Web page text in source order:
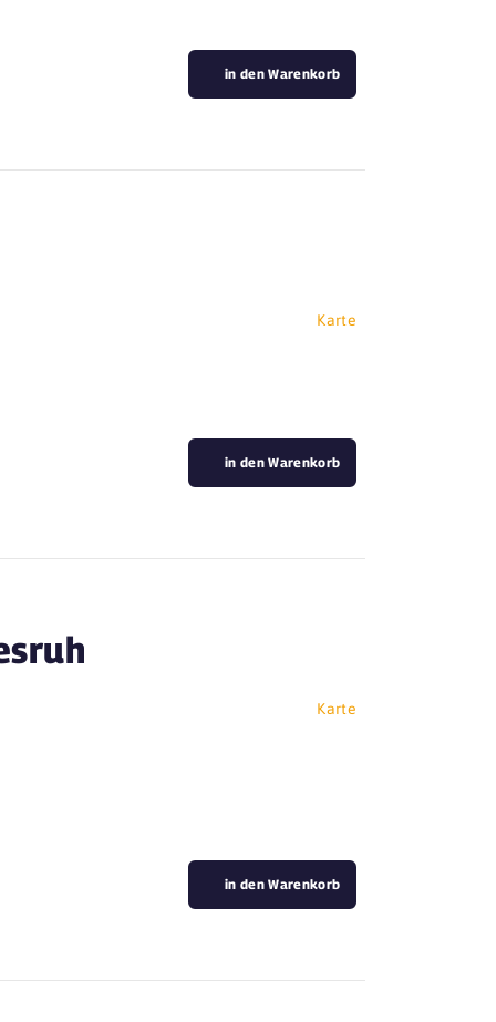
in den Warenkorb
Karte
in den Warenkorb
Karte
in den Warenkorb